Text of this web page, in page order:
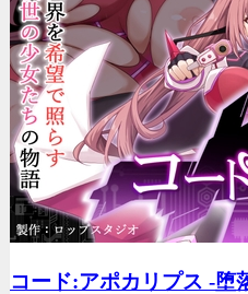
コード:アポカリプス -堕